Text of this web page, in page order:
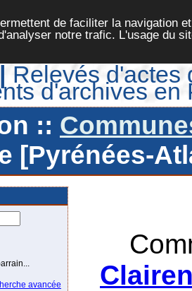
de faciliter la navigation
notre trafic. L'usage du
Relevés d'actes
d'archives en
::
[Pyrénées-
avancée